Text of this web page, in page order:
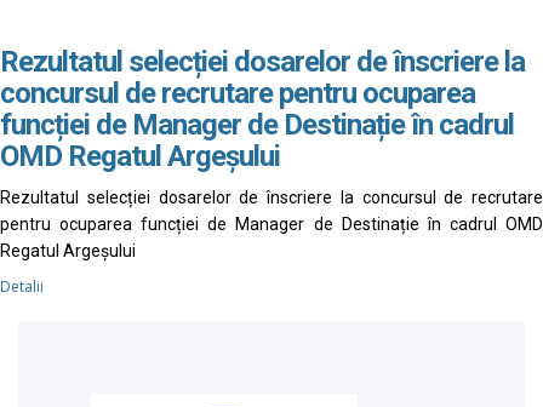
Rezultatul selecției dosarelor de înscriere la
concursul de recrutare pentru ocuparea
funcției de Manager de Destinație în cadrul
OMD Regatul Argeșului
Rezultatul selecției dosarelor de înscriere la concursul de recrutare
pentru ocuparea funcției de Manager de Destinație în cadrul OMD
Regatul Argeșului
Detalii